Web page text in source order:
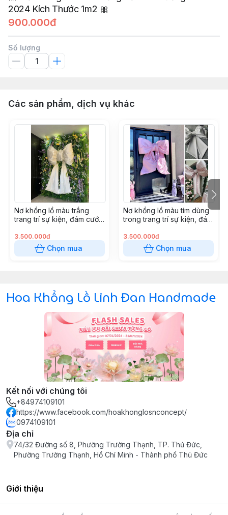
2024 Kích Thước 1m2 🎀
900.000đ
Số lượng
Các sản phẩm, dịch vụ khác
Nơ khổng lồ màu trắng
trang trí sự kiện, đám cưới
3.500.000đ
Chọn mua
Nơ khổng lồ màu tím dùng
trong trang trí sự kiện, đám
3.500.000đ
Chọn mua
Hoa Khổng Lồ Linh Đan Handmade
Kết nối với chúng tôi
+84974109101
https://www.facebook.com/hoakhonglosnconcept/
0974109101
Địa chỉ
74/32 Đường số 8, Phường Trường Thạnh, TP. Thủ Đức,
Phường Trường Thạnh, Hồ Chí Minh - Thành phố Thủ Đức
Giới thiệu